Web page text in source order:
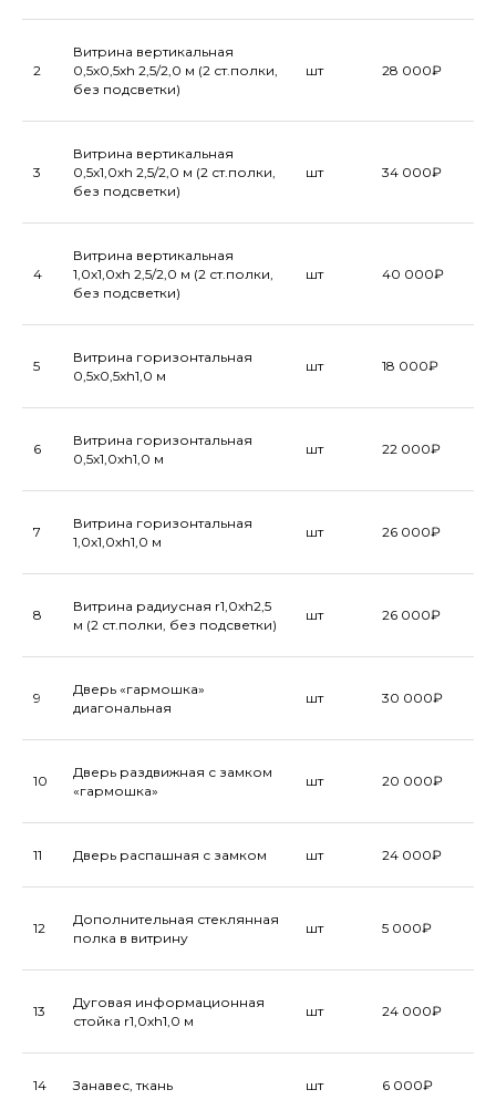
2
Витрина вертикальная
0,5х0,5хh 2,5/2,0 м (2 ст.полки,
без подсветки)
шт 28 000₽
3
Витрина вертикальная
0,5х1,0хh 2,5/2,0 м (2 ст.полки,
без подсветки)
шт 34 000₽
4
Витрина вертикальная
1,0х1,0хh 2,5/2,0 м (2 ст.полки,
без подсветки)
шт 40 000₽
5
Витрина горизонтальная
0,5х0,5хh1,0 м
шт 18 000₽
6
Витрина горизонтальная
0,5х1,0хh1,0 м
шт 22 000₽
7
Витрина горизонтальная
1,0х1,0хh1,0 м
шт 26 000₽
8
Витрина радиусная r1,0xh2,5
м (2 ст.полки, без подсветки)
шт 26 000₽
9
Дверь «гармошка»
диагональная
шт 30 000₽
10
Дверь раздвижная с замком
«гармошка»
шт 20 000₽
11 Дверь распашная с замком шт 24 000₽
12
Дополнительная стеклянная
полка в витрину
шт 5 000₽
13
Дуговая информационная
стойка r1,0xh1,0 м
шт 24 000₽
14 Занавес, ткань шт 6 000₽
ОБОРУДОВАНИЕ